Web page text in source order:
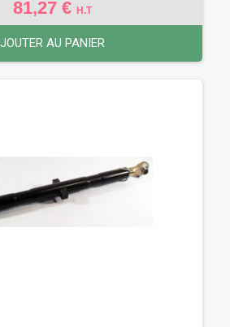
81,27 € H.T
AU PANIER